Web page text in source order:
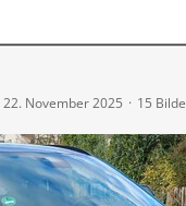
22. November 2025 15